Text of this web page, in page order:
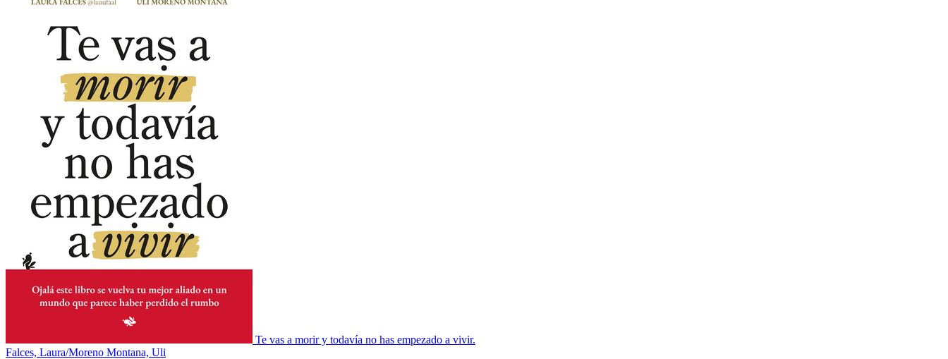
Te vas a morir y todavía no has empezado a vivir.
Falces, Laura/Moreno Montana, Uli